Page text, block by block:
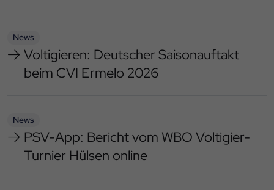
News
Voltigieren: Deutscher Saisonauftakt
beim CVI Ermelo 2026
News
PSV-App: Bericht vom WBO Voltigier-
Turnier Hülsen online